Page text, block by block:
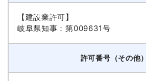
【建設業許可】
岐阜県知事：第009631号
許可番号（その他）